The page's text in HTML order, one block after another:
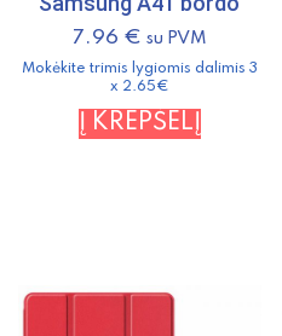
7.96 € su PVM
Mokėkite trimis lygiomis dalimis 3
x 2.65€
Į KREPŠELĮ